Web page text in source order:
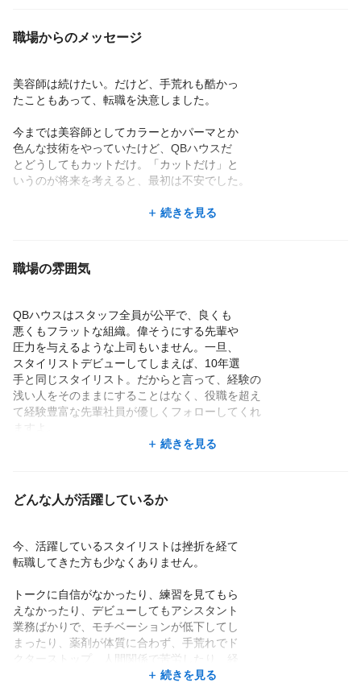
職場からのメッセージ
美容師は続けたい。だけど、手荒れも酷かっ
たこともあって、転職を決意しました。
今までは美容師としてカラーとかパーマとか
色んな技術をやっていたけど、QBハウスだ
とどうしてもカットだけ。「カットだけ」と
いうのが将来を考えると、最初は不安でした。
カラーとかパーマとかがない分、時代にも遅
たまたま、面接を担当してもらった店長が、
カットへのこだわりが強く、1200円だからっ
技術がすごい上手な方。バリカンを自分が触っ
た事もない所から丁寧に教えて頂きました。
QBハウスで働くようになってからは、思って
た以上に自分はカットが好きで、はさみを使う
仕事が好きなことに気づきました。そして、ど
んどんきわめていきたいという気持ちが強くな
りました。
以前4,500円の料金でカットをしていたことが、
続きを見る
職場の雰囲気
QBハウスはスタッフ全員が公平で、良くも
悪くもフラットな組織。偉そうにする先輩や
圧力を与えるような上司もいません。一旦、
スタイリストデビューしてしまえば、10年選
手と同じスタイリスト。だからと言って、経験の
浅い人をそのままにすることはなく、役職を超え
て経験豊富な先輩社員が優しくフォローしてくれ
ますよ。
されますので、いろいろなスタイルを経験するこ
とができますので、あなたの経験値がダントツに
お子様からご年配の方まで男女を問わずヘアカッ
トサービスをご利用いただいています。
【美容師、理容師の割合】
美容師：理容師＝7：3
【国内スタッフ数】
2087名（1店舗あたり3名程度）
続きを見る
どんな人が活躍しているか
今、活躍しているスタイリストは挫折を経て
転職してきた方も少なくありません。
トークに自信がなかったり、練習を見てもら
えなかったり、デビューしてもアシスタント
業務ばかりで、モチベーションが低下してし
まったり、薬剤が体質に合わず、手荒れでド
クターストップ、人間関係で苦労したり、経
営するサロンの運営が厳しく生活を安定させ
続きを見る